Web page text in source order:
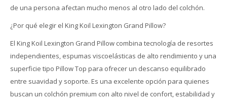
de una persona afectan mucho menos al otro lado del colchón.
¿Por qué elegir el King Koil Lexington Grand Pillow?
El King Koil Lexington Grand Pillow combina tecnología de resortes
independientes, espumas viscoelásticas de alto rendimiento y una
superficie tipo Pillow Top para ofrecer un descanso equilibrado
entre suavidad y soporte. Es una excelente opción para quienes
buscan un colchón premium con alto nivel de confort, estabilidad y